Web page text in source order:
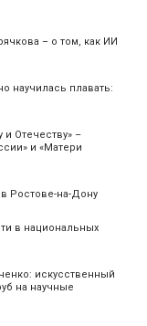
– о том, как ИИ
научилась плавать:
Отечеству» –
и «Матери
Ростове-на-Дону
в национальных
искусственный
на научные